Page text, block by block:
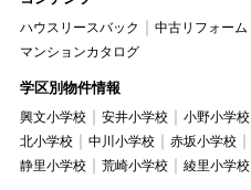
ハウスリースバック 中古リフォーム
マンションカタログ
学区別物件情報
興文小学校 安井小学校 小野小学校
北小学校
中川小学校 赤坂小学校
静里小学校
荒崎小学校 綾里小学校